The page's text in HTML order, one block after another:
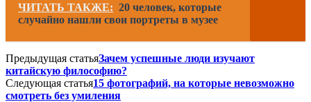
ЧИТАТЬ ТАКЖЕ: 20 человек, которые
случайно нашли свои портреты в музее
Предыдущая статьяЗачем успешные люди изучают
китайскую философию?
Следующая статья15 фотографий, на которые невозможно
смотреть без умиления